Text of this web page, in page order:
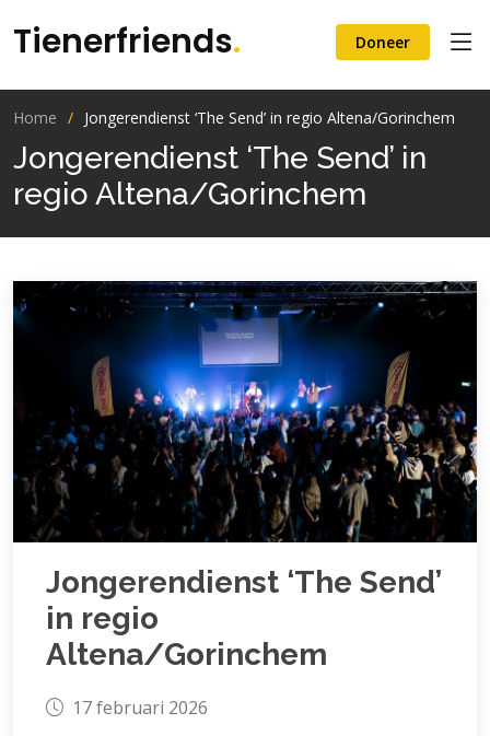
Tienerfriends. Doneer
Home Jongerendienst ‘The Send’ in regio Altena/Gorinchem
Jongerendienst ‘The Send’ in
regio Altena/Gorinchem
Jongerendienst ‘The Send’
in regio
Altena/Gorinchem
17 februari 2026